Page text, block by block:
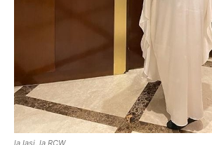
la Iași, la RCW